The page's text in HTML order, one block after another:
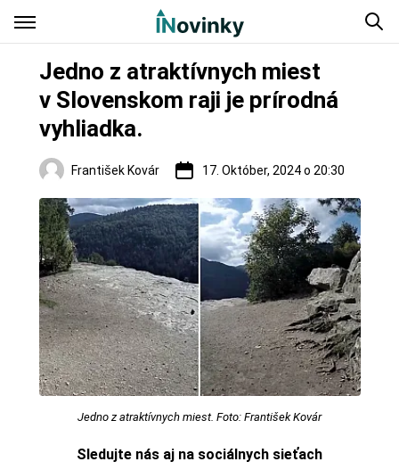
Jedno z atraktívnych miest
v Slovenskom raji je prírodná
vyhliadka.
František Kovár 17. Október, 2024 o 20:30
Regióny
Jedno z atraktívnych miest. Foto: František Kovár
Sledujte nás aj na sociálnych sieťach